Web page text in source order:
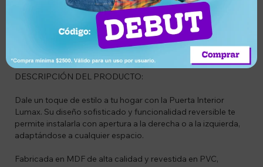
COORDINACION POR CHAT CON CONFIRMACION
Tiempo de despacho varia según la demanda, (aprox 3 días
hábiles con previa coordinación)
DESCRIPCIÓN DEL PRODUCTO:
Dale un toque de estilo a tu hogar con la Puerta Interior
Lumax. Su diseño sofisticado y funcionalidad reversible te
permite instalarla con apertura a la derecha o a la izquierda,
adaptándose a cualquier espacio.
Fabricada en MDF de alta calidad y revestida en PVC,